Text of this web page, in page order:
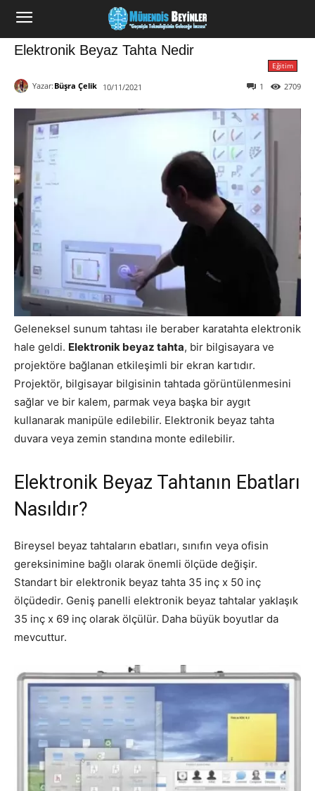
Elektronik Beyaz Tahta Nedir
Eğitim
Yazar: Büşra Çelik 10/11/2021 2709
1
Geleneksel sunum tahtası ile beraber karatahta elektronik
hale geldi. Elektronik beyaz tahta, bir bilgisayara ve
projektöre bağlanan etkileşimli bir ekran kartıdır.
Projektör, bilgisayar bilgisinin tahtada görüntülenmesini
sağlar ve bir kalem, parmak veya başka bir aygıt
kullanarak manipüle edilebilir. Elektronik beyaz tahta
duvara veya zemin standına monte edilebilir.
Elektronik Beyaz Tahtanın Ebatları
Nasıldır?
Bireysel beyaz tahtaların ebatları, sınıfın veya ofisin
gereksinimine bağlı olarak önemli ölçüde değişir.
Standart bir elektronik beyaz tahta 35 inç x 50 inç
ölçüdedir. Geniş panelli elektronik beyaz tahtalar yaklaşık
35 inç x 69 inç olarak ölçülür. Daha büyük boyutlar da
mevcuttur.